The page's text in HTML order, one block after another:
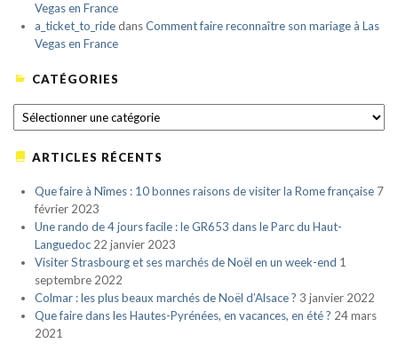
Vegas en France
a_ticket_to_ridedansComment faire reconnaître son mariage à Las
Vegas en France
CATÉGORIES
CATÉGORIES
ARTICLES RÉCENTS
Que faire à Nîmes : 10 bonnes raisons de visiter la Rome française 7
février 2023
Une rando de 4 jours facile : le GR653 dans le Parc du Haut-
Languedoc 22 janvier 2023
Visiter Strasbourg et ses marchés de Noël en un week-end 1
septembre 2022
Colmar : les plus beaux marchés de Noël d’Alsace ? 3 janvier 2022
Que faire dans les Hautes-Pyrénées, en vacances, en été ? 24 mars
2021